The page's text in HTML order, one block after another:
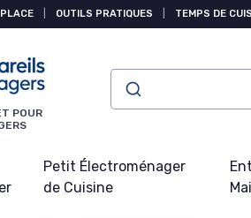
OUTILS PRATIQUES TEMPS DE
POUR
Petit Électroménager
de Cuisine
cookies